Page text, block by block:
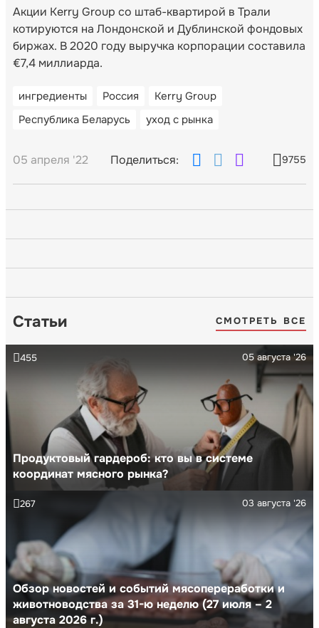
Акции Kerry Group со штаб-квартирой в Трали
котируются на Лондонской и Дублинской фондовых
биржах. В 2020 году выручка корпорации составила
€7,4 миллиарда.
ингредиенты Россия
Kerry Group
Республика Беларусь
уход с рынка
05 апреля '22 Поделиться: 9755
Статьи СМОТРЕТЬ ВСЕ
Продуктовый гардероб: кто вы в системе
координат мясного рынка?
05 августа '26
455
Обзор новостей и событий мясопереработки и
животноводства за 31-ю неделю (27 июля – 2
августа 2026 г.)
03 августа '26
267